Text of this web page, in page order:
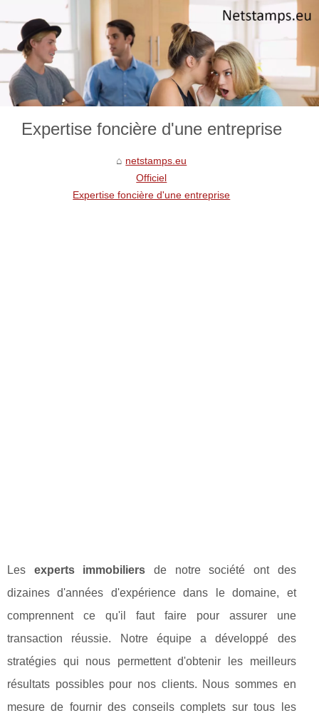
Expertise foncière d'une entreprise
netstamps.eu
Officiel
Expertise foncière d'une entreprise
Les experts immobiliers de notre société ont des
dizaines d'années d'expérience dans le domaine, et
comprennent ce qu'il faut faire pour assurer une
transaction réussie. Notre équipe a développé des
stratégies qui nous permettent d'obtenir les meilleurs
résultats possibles pour nos clients. Nous sommes en
mesure de fournir des conseils complets sur tous les